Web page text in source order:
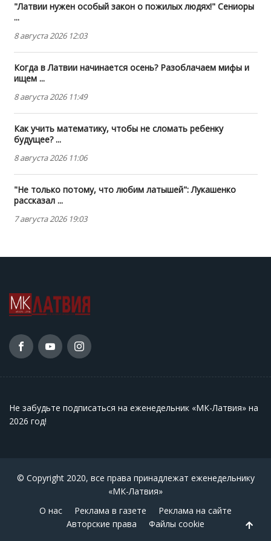
"Латвии нужен особый закон о пожилых людях!" Сениоры
...
8 августа 2026 12:03
Когда в Латвии начинается осень? Разоблачаем мифы и
ищем ...
8 августа 2026 11:49
Как учить математику, чтобы не сломать ребенку
будущее? ...
8 августа 2026 11:06
"Не только потому, что любим латышей": Лукашенко
рассказал ...
7 августа 2026 19:03
Не забудьте подписаться на еженедельник «МК-Латвия» на
2026 год!
© Copyright 2020, все права принадлежат еженедельнику
«МК-Латвия»
О нас
Реклама в газете
Реклама на сайте
Авторские права
Файлы cookie